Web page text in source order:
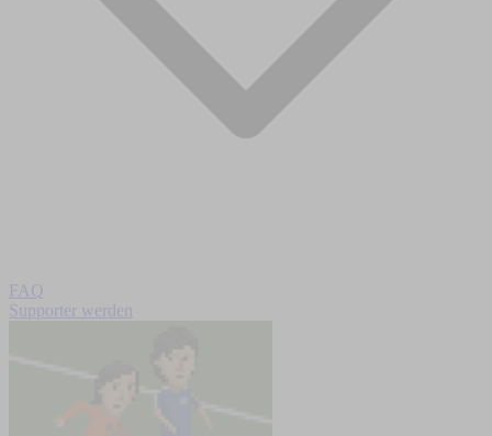
FAQ
Supporter werden